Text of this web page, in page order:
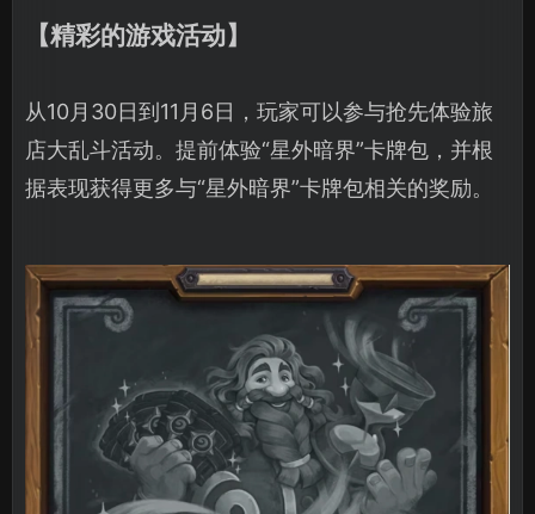
【精彩的游戏活动】
从10月30日到11月6日，玩家可以参与抢先体验旅
店大乱斗活动。提前体验“星外暗界”卡牌包，并根
据表现获得更多与“星外暗界”卡牌包相关的奖励。